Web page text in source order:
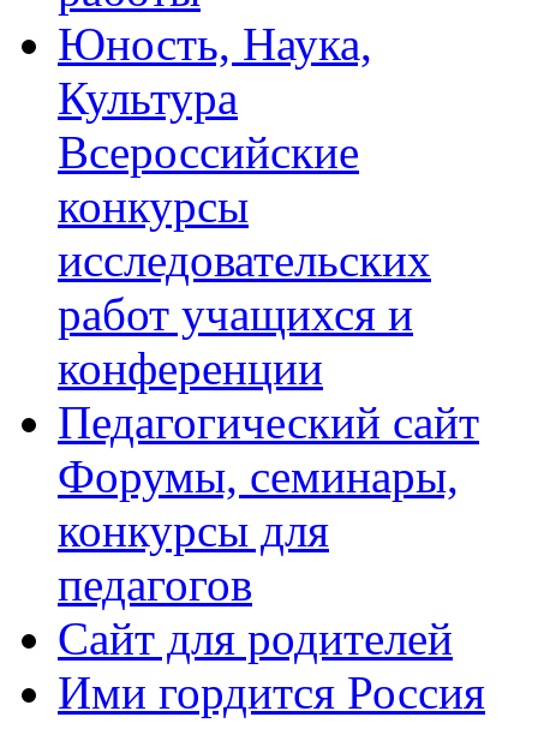
Юность, Наука,
Культура
Всероссийские
конкурсы
исследовательских
работ учащихся и
конференции
Педагогический сайт
Форумы, семинары,
конкурсы для
педагогов
Сайт для родителей
Ими гордится Россия